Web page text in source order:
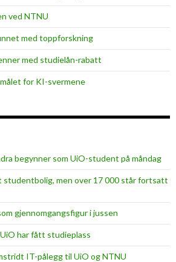
ved NTNU
med toppforskning
med studielån-rabatt
for KI-svermene
begynner som UiO-student på måndag
men over 17 000 står fortsatt
gjennomgangsfigur i jussen
har fått studieplass
IT-pålegg til UiO og NTNU